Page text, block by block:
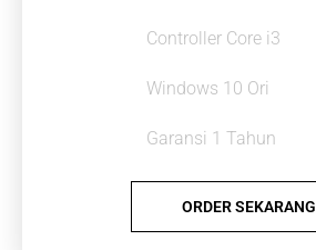
Controller Core i3
Windows 10 Ori
Garansi 1 Tahun
ORDER SEKARANG